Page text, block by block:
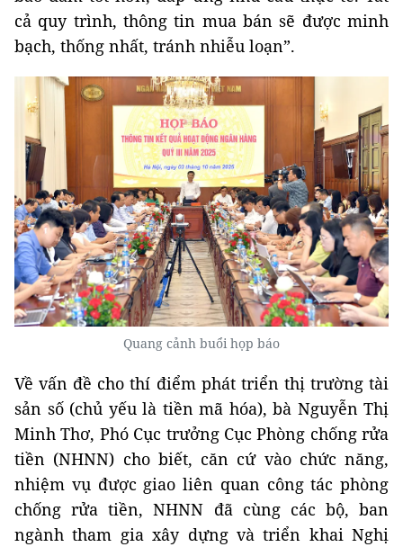
cả quy trình, thông tin mua bán sẽ được minh
bạch, thống nhất, tránh nhiễu loạn”.
Quang cảnh buổi họp báo
Về vấn đề cho thí điểm phát triển thị trường tài
sản số (chủ yếu là tiền mã hóa), bà Nguyễn Thị
Minh Thơ, Phó Cục trưởng Cục Phòng chống rửa
tiền (NHNN) cho biết, căn cứ vào chức năng,
nhiệm vụ được giao liên quan công tác phòng
chống rửa tiền, NHNN đã cùng các bộ, ban
ngành tham gia xây dựng và triển khai Nghị